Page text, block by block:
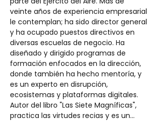
veinte años de experiencia empresarial
le contemplan; ha sido director general
y ha ocupado puestos directivos en
diversas escuelas de negocio. Ha
diseñado y dirigido programas de
formación enfocados en la dirección,
donde también ha hecho mentoría, y
es un experto en disrupción,
ecosistemas y plataformas digitales.
Autor del libro "Las Siete Magníficas",
practica las virtudes recias y es un…